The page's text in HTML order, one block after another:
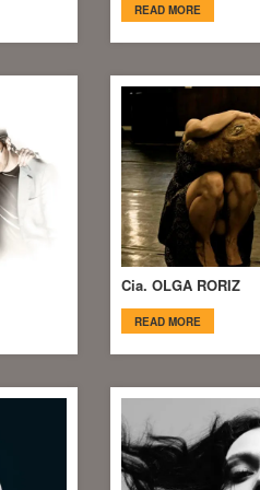
READ MORE
Cia. OLGA RORIZ
READ MORE